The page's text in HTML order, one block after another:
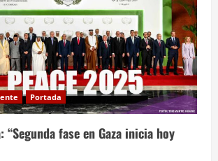
Portada
“Segunda fase en Gaza inicia hoy